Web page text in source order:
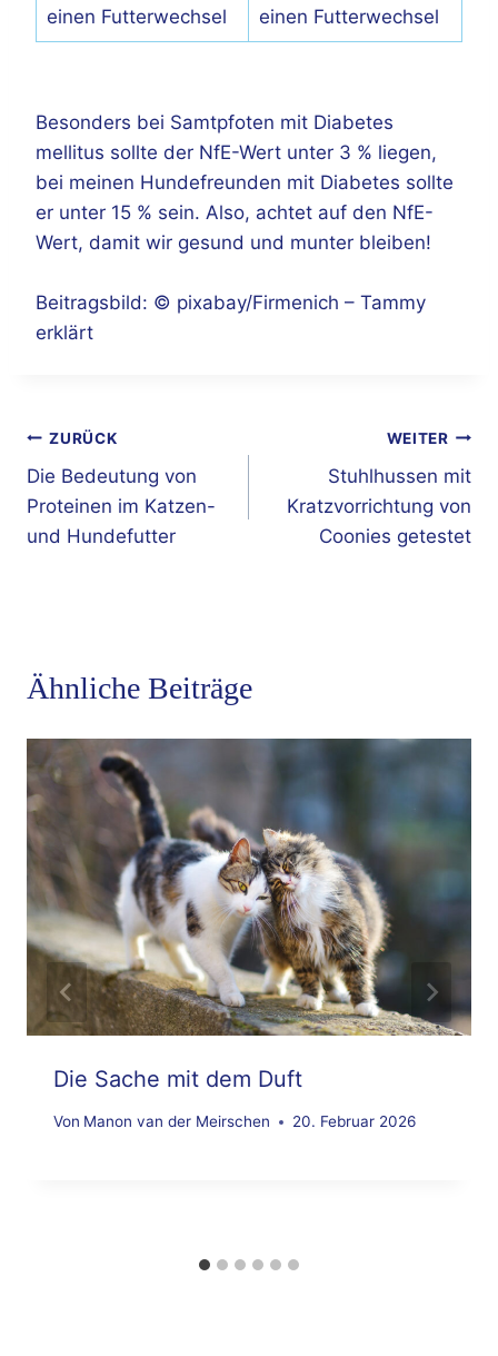
einen Futterwechsel
einen Futterwechsel
Besonders bei Samtpfoten mit Diabetes
mellitus sollte der NfE-Wert unter 3 % liegen,
bei meinen Hundefreunden mit Diabetes sollte
er unter 15 % sein. Also, achtet auf den NfE-
Wert, damit wir gesund und munter bleiben!
Beitragsbild: © pixabay/Firmenich – Tammy
erklärt
Beitragsnavigation
ZURÜCK
Die Bedeutung von
Proteinen im Katzen-
und Hundefutter
WEITER
Stuhlhussen mit
Kratzvorrichtung von
Coonies getestet
Ähnliche Beiträge
Die Sache mit dem Duft
Von Manon van der Meirschen 20. Februar 2026